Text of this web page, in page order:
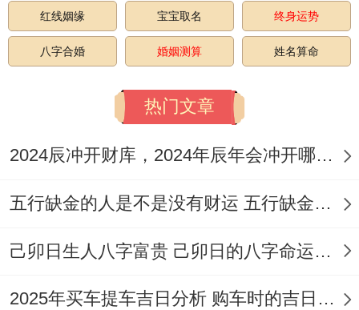
基本礼仪,必须要遵守。
迁坟完成后还有部分后续工作.要将原坟地妥
善平整，恢复自然环境！在新坟举行安葬仪
式,让祖先安息...以后要定期祭扫；保持墓地
整洁！
收尾可举办家族聚餐，增进亲情联系.这些后
迁坟有部分专属仪式值得遵循。破土前要祭
拜土地神,求得动土许可！迁移时要用红布覆
红线姻缘 宝宝取名 终身运势
八字合婚 婚姻测算 姓名算命
热门文章
2024辰冲开财库，2024年辰年会冲开哪些人的财库
五行缺金的人是不是没有财运 五行缺金的人命运好不好
己卯日生人八字富贵 己卯日的八字命运如何
2025年买车提车吉日分析 购车时的吉日与禁忌